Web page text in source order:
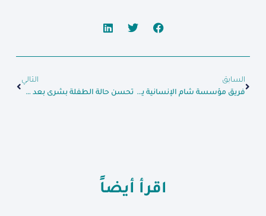
السابق
فريق مؤسسة شام الإنسانية يوزع مبالغ نقدية على العائلات العائدة إلى دمشق وحلب بعد سنوات النزوح
التالي
تحسن حالة الطفلة بشرى بعد علاجها في مستشفى شام للأطفال
اقرأ أيضاً